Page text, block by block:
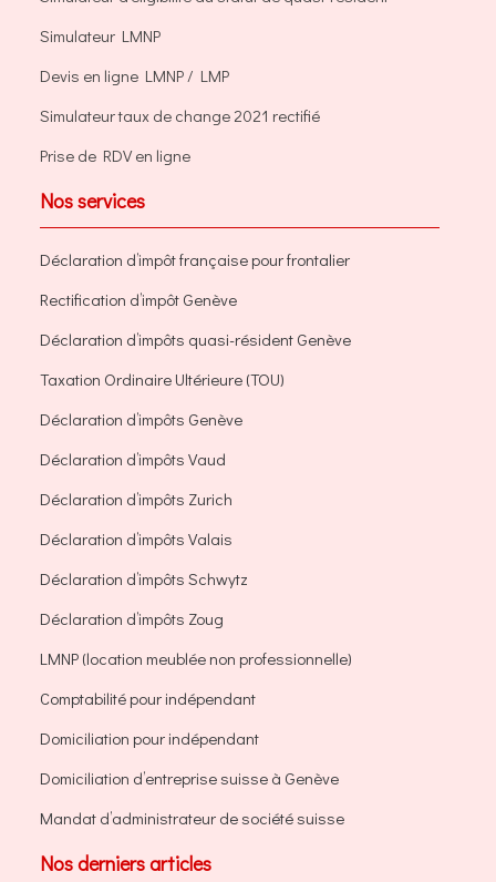
Simulateur LMNP
Devis en ligne LMNP / LMP
Simulateur taux de change 2021 rectifié
Prise de RDV en ligne
Nos services
Déclaration d’impôt française pour frontalier
Rectification d’impôt Genève
Déclaration d’impôts quasi-résident Genève
Taxation Ordinaire Ultérieure (TOU)
Déclaration d’impôts Genève
Déclaration d’impôts Vaud
Déclaration d’impôts Zurich
Déclaration d’impôts Valais
Déclaration d’impôts Schwytz
Déclaration d’impôts Zoug
LMNP (location meublée non professionnelle)
Comptabilité pour indépendant
Domiciliation pour indépendant
Domiciliation d’entreprise suisse à Genève
Mandat d’administrateur de société suisse
Nos derniers articles